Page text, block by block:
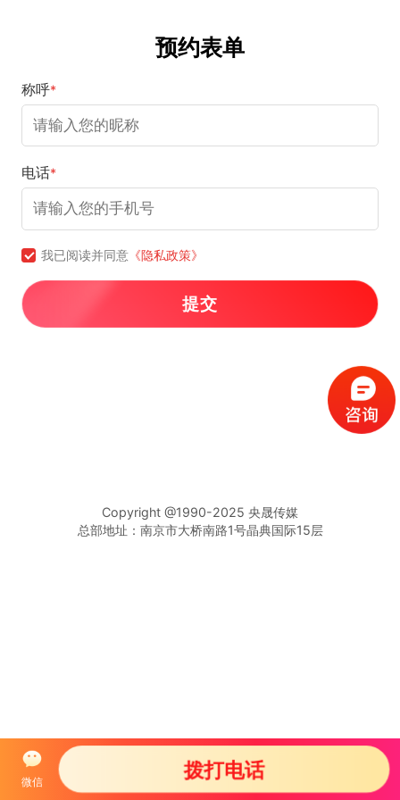
预约表单
称呼*
电话*
我已阅读并同意《隐私政策》
提交
Copyright @1990-2025 央晟传媒
总部地址：南京市大桥南路1号晶典国际15层
微信
拨打电话